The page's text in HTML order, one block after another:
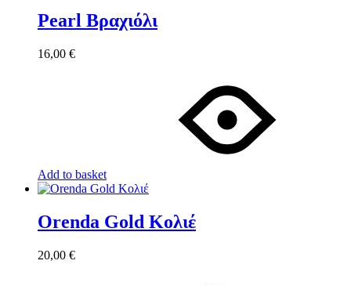
Pearl Βραχιόλι
16,00 €
Add to basket
Orenda Gold Κολιέ
20,00 €